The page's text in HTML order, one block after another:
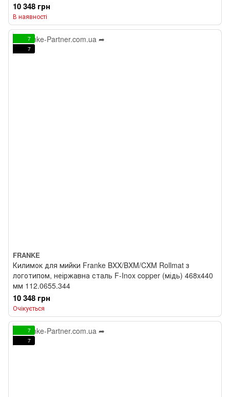
10 348 грн
В наявності
7
7
FRANKE
Килимок для мийки Franke BXX/BXM/CXM Rollmat з
логотипом, неіржавна сталь F-Inox copper (мідь) 468x440
мм 112.0655.344
10 348 грн
Очікується
7
7